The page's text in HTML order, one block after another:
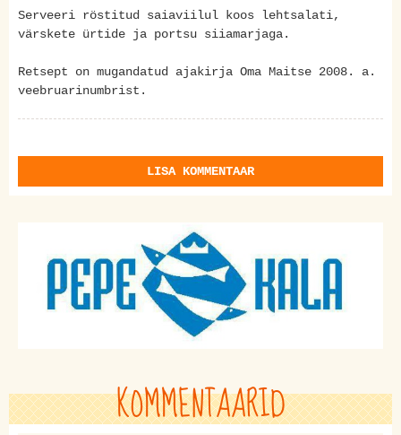
Serveeri röstitud saiaviilul koos lehtsalati,
värskete ürtide ja portsu siiamarjaga.
Retsept on mugandatud ajakirja Oma Maitse 2008. a.
veebruarinumbrist.
LISA KOMMENTAAR
KOMMENTAARID